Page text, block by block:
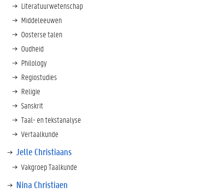
Literatuurwetenschap
Middeleeuwen
Oosterse talen
Oudheid
Philology
Regiostudies
Religie
Sanskrit
Taal- en tekstanalyse
Vertaalkunde
Jelle Christiaans
Vakgroep Taalkunde
Nina Christiaen